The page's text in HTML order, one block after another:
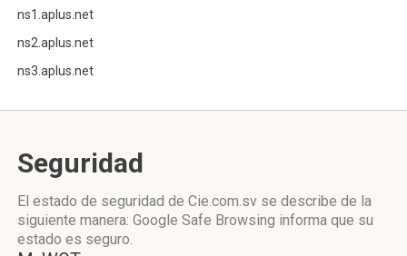
ns1.aplus.net
ns2.aplus.net
ns3.aplus.net
Seguridad
El estado de seguridad de Cie.com.sv se describe de la
siguiente manera: Google Safe Browsing informa que su
estado es seguro.